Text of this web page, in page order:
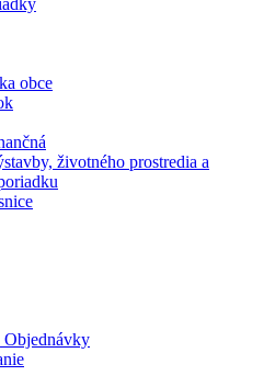
obce
životného prostredia a
Objednávky